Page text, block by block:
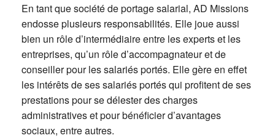
En tant que société de portage salarial, AD Missions
endosse plusieurs responsabilités. Elle joue aussi
bien un rôle d’intermédiaire entre les experts et les
entreprises, qu’un rôle d’accompagnateur et de
conseiller pour les salariés portés. Elle gère en effet
les intérêts de ses salariés portés qui profitent de ses
prestations pour se délester des charges
administratives et pour bénéficier d’avantages
sociaux, entre autres.